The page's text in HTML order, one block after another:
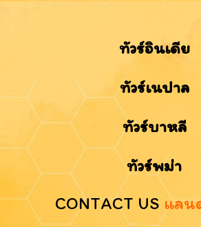
ทัวร์อินเดีย
ทัวร์เนปาล
ทัวร์บาหลี
ทัวร์พม่า
CONTACT US แลน